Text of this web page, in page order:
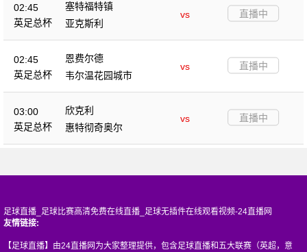
02:45
英足总杯
塞特福特镇
vs
亚克斯利
直播中
02:45
英足总杯
恩费尔德
vs
韦尔温花园城市
直播中
03:00
英足总杯
欣克利
vs
惠特彻奇奥尔
直播中
足球直播_足球比赛高清免费在线直播_足球无插件在线观看视频-24直播网
友情链接:
【足球直播】由24直播网为大家整理提供，包含足球直播和五大联赛（英超，意